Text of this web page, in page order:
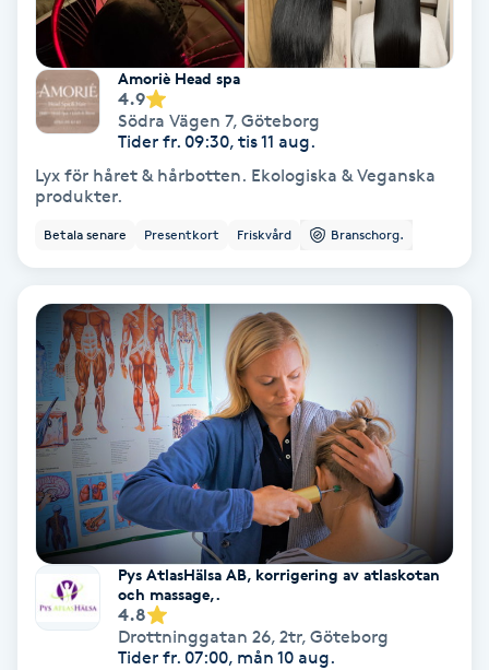
Regndroppsmassage
Reiki
Reikihealing
Reiki massage
Rosacea
Rosenmetoden
Ryggmassage
Samtalsterapi
Senioryoga
Amoriè Head spa
4.9
Södra Vägen 7, Göteborg
Tider fr. 09:30, tis 11 aug.
Lyx för håret & hårbotten. Ekologiska & Veganska
produkter.
Betala senare Presentkort Friskvård Branschorg.
Pys AtlasHälsa AB, korrigering av atlaskotan
och massage,.
4.8
Drottninggatan 26, 2tr, Göteborg
Tider fr. 07:00, mån 10 aug.